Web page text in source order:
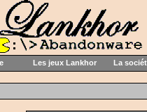
Les jeux Lankhor La